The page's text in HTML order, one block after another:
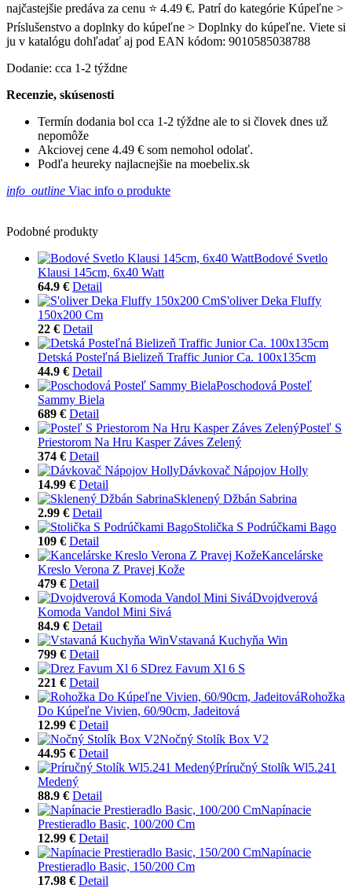
najčastejšie predáva za cenu ⭐ 4.49 €. Patrí do kategórie Kúpeľne >
Príslušenstvo a doplnky do kúpeľne > Doplnky do kúpeľne. Viete si
ju v katalógu dohľadať aj pod EAN kódom: 9010585038788
Dodanie: cca 1-2 týždne
Recenzie, skúsenosti
Termín dodania bol cca 1-2 týždne ale to si človek dnes už
nepomôže
Akciovej cene 4.49 € som nemohol odolať.
Podľa heureky najlacnejšie na moebelix.sk
info_outline Viac info o produkte
Podobné produkty
Bodové Svetlo
Klausi 145cm, 6x40 Watt
64.9 € Detail
S'oliver Deka Fluffy
150x200 Cm
22 € Detail
Detská Posteľná Bielizeň Traffic Junior Ca. 100x135cm
44.9 € Detail
Poschodová Posteľ
Sammy Biela
689 € Detail
Posteľ S
Priestorom Na Hru Kasper Záves Zelený
374 € Detail
Dávkovač Nápojov Holly
14.99 € Detail
Sklenený Džbán Sabrina
2.99 € Detail
Stolička S Podrúčkami Bago
109 € Detail
Kancelárske
Kreslo Verona Z Pravej Kože
479 € Detail
Dvojdverová
Komoda Vandol Mini Sivá
84.9 € Detail
Vstavaná Kuchyňa Win
799 € Detail
Drez Favum Xl 6 S
221 € Detail
Rohožka
Do Kúpeľne Vivien, 60/90cm, Jadeitová
12.99 € Detail
Nočný Stolík Box V2
44.95 € Detail
Príručný Stolík Wl5.241
Medený
88.9 € Detail
Napínacie
Prestieradlo Basic, 100/200 Cm
12.99 € Detail
Napínacie
Prestieradlo Basic, 150/200 Cm
17.98 € Detail